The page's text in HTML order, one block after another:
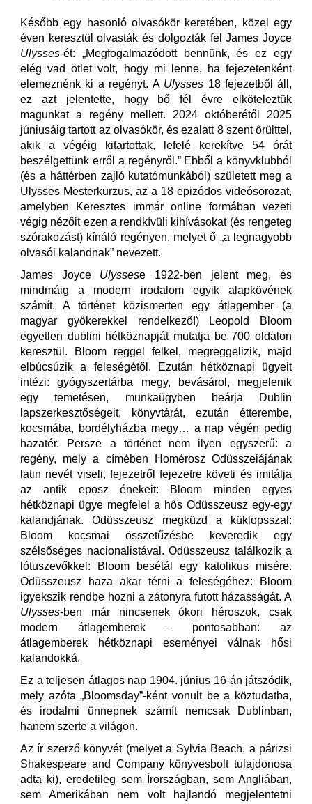
Később egy hasonló olvasókör keretében, közel egy
éven keresztül olvasták és dolgozták fel James Joyce
Ulysses-ét: „Megfogalmazódott bennünk, és ez egy
elég vad ötlet volt, hogy mi lenne, ha fejezetenként
elemeznénk ki a regényt. A Ulysses 18 fejezetből áll,
ez azt jelentette, hogy bő fél évre elköteleztük
magunkat a regény mellett. 2024 októberétől 2025
júniusáig tartott az olvasókör, és ezalatt 8 szent őrülttel,
akik a végéig kitartottak, lefelé kerekítve 54 órát
beszélgettünk erről a regényről.” Ebből a könyvklubból
(és a háttérben zajló kutatómunkából) született meg a
Ulysses Mesterkurzus, az a 18 epizódos videósorozat,
amelyben Keresztes immár online formában vezeti
végig nézőit ezen a rendkívüli kihívásokat (és rengeteg
szórakozást) kínáló regényen, melyet ő „a legnagyobb
olvasói kalandnak” nevezett.
James Joyce Ulyssese 1922-ben jelent meg, és
mindmáig a modern irodalom egyik alapkövének
számít. A történet közismerten egy átlagember (a
magyar gyökerekkel rendelkező!) Leopold Bloom
egyetlen dublini hétköznapját mutatja be 700 oldalon
keresztül. Bloom reggel felkel, megreggelizik, majd
elbúcsúzik a feleségétől. Ezután hétköznapi ügyeit
intézi: gyógyszertárba megy, bevásárol, megjelenik
egy temetésen, munkaügyben beárja Dublin
lapszerkesztőségeit, könyvtárát, ezután étterembe,
kocsmába, bordélyházba megy… a nap végén pedig
hazatér. Persze a történet nem ilyen egyszerű: a
regény, mely a címében Homérosz Odüsszeiájának
latin nevét viseli, fejezetről fejezetre követi és imitálja
az antik eposz énekeit: Bloom minden egyes
hétköznapi ügye megfelel a hős Odüsszeusz egy-egy
kalandjának. Odüsszeusz megküzd a küklopsszal:
Bloom kocsmai összetűzésbe keveredik egy
szélsőséges nacionalistával. Odüsszeusz találkozik a
lótuszevőkkel: Bloom besétál egy katolikus misére.
Odüsszeusz haza akar térni a feleségéhez: Bloom
igyekszik rendbe hozni a zátonyra futott házasságát. A
Ulysses-ben már nincsenek ókori héroszok, csak
modern átlagemberek – pontosabban: az
átlagemberek hétköznapi eseményei válnak hősi
kalandokká.
Ez a teljesen átlagos nap 1904. június 16-án játszódik,
mely azóta „Bloomsday”-ként vonult be a köztudatba,
és irodalmi ünnepnek számít nemcsak Dublinban,
hanem szerte a világon.
Az ír szerző könyvét (melyet a Sylvia Beach, a párizsi
Shakespeare and Company könyvesbolt tulajdonosa
adta ki), eredetileg sem Írországban, sem Angliában,
sem Amerikában nem volt hajlandó megjelentetni